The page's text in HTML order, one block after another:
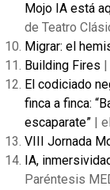
Mojo IA está
de Teatro
Migrar: el
Building Fires
El codiciado
finca a finca:
escaparate” |
VIII Jornada
IA,
Paréntesis